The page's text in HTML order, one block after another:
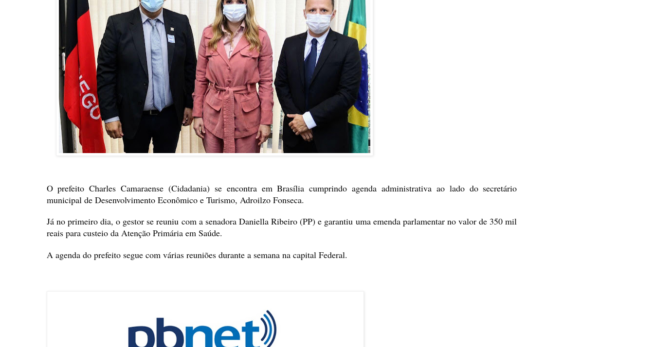
O prefeito Charles Camaraense (Cidadania) se encontra em Brasília cumprindo agenda administrativa ao lado do secretário
municipal de Desenvolvimento Econômico e Turismo, Adroilzo Fonseca.
Já no primeiro dia, o gestor se reuniu com a senadora Daniella Ribeiro (PP) e garantiu uma emenda parlamentar no valor de 350 mil
reais para custeio da Atenção Primária em Saúde.
A agenda do prefeito segue com várias reuniões durante a semana na capital Federal.